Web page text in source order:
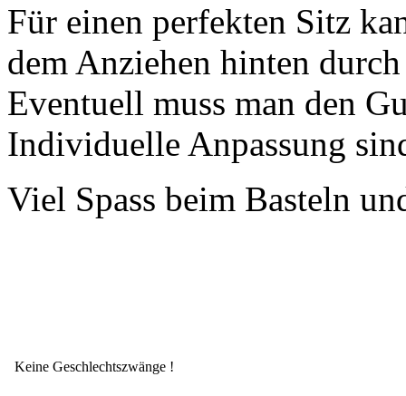
Für einen perfekten Sitz
dem Anziehen hinten
Eventuell muss man den
Individuelle Anpassung
Viel Spass beim Basteln
Keine Geschlechtszwänge !